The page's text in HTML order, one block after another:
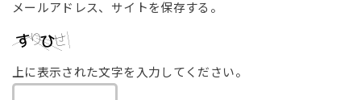
メールアドレス、サイトを保存する。
上に表示された文字を入力してください。